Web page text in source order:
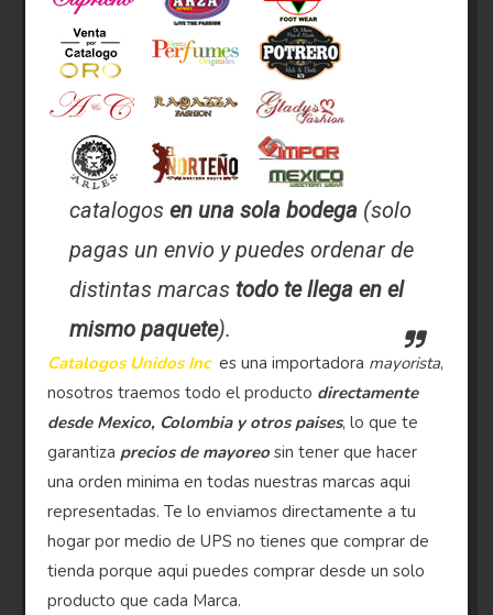
catalogosen una sola bodega (solo
pagas un envio y puedes ordenar de
distintas marcas todo te llega en el
mismo paquete).
Catalogos Unidos Inc es una importadora mayorista,
nosotros traemos todo el producto directamente
desde Mexico, Colombia y otros paises, lo que te
garantizaprecios de mayoreo sin tener que hacer
una orden minima en todas nuestras marcas aqui
representadas. Te lo enviamos directamente a tu
hogar por medio de UPS no tienes que comprar de
tienda porque aqui puedes comprar desde un solo
producto que cada Marca.